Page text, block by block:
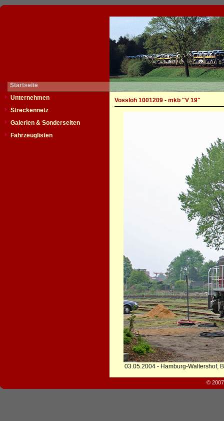
Startseite
Unternehmen
Streckennetz
Galerien & Sonderseiten
Fahrzeuglisten
Vossloh 1001209 - mkb "V 19"
03.05.2004 - Hamburg-Waltershof,
©